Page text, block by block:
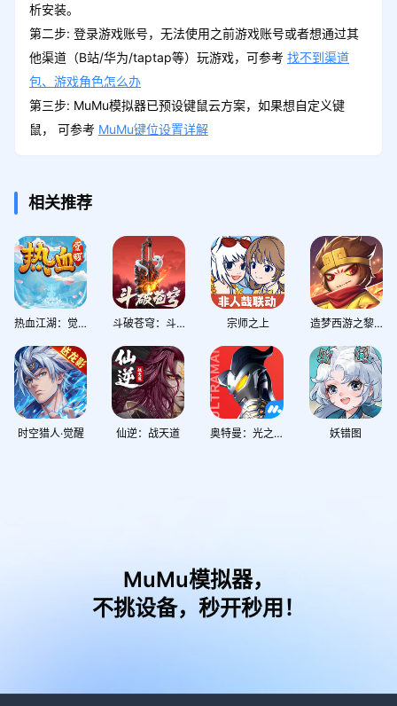
析安装。
第二步: 登录游戏账号，无法使用之前游戏账号或者想通过其
他渠道（B站/华为/taptap等）玩游戏，可参考 找不到渠道
包、游戏角色怎么办
第三步: MuMu模拟器已预设键鼠云方案，如果想自定义键
鼠， 可参考 MuMu键位设置详解
相关推荐
热血江湖：觉醒 斗破苍穹：斗帝之路 宗师之上 造梦西游之黎尤浩劫篇
时空猎人·觉醒 仙逆：战天道 奥特曼：光之战士 妖错图
MuMu模拟器，
不挑设备，秒开秒用！